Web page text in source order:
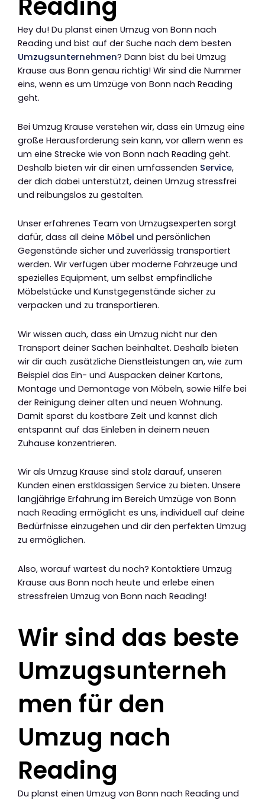
Reading
Hey du! Du planst einen Umzug von Bonn nach
Reading und bist auf der Suche nach dem besten
Umzugsunternehmen? Dann bist du bei Umzug
Krause aus Bonn genau richtig! Wir sind die Nummer
eins, wenn es um Umzüge von Bonn nach Reading
geht.
Bei Umzug Krause verstehen wir, dass ein Umzug eine
große Herausforderung sein kann, vor allem wenn es
um eine Strecke wie von Bonn nach Reading geht.
Deshalb bieten wir dir einen umfassenden Service,
der dich dabei unterstützt, deinen Umzug stressfrei
und reibungslos zu gestalten.
Unser erfahrenes Team von Umzugsexperten sorgt
dafür, dass all deine Möbel und persönlichen
Gegenstände sicher und zuverlässig transportiert
werden. Wir verfügen über moderne Fahrzeuge und
spezielles Equipment, um selbst empfindliche
Möbelstücke und Kunstgegenstände sicher zu
verpacken und zu transportieren.
Wir wissen auch, dass ein Umzug nicht nur den
Transport deiner Sachen beinhaltet. Deshalb bieten
wir dir auch zusätzliche Dienstleistungen an, wie zum
Beispiel das Ein- und Auspacken deiner Kartons,
Montage und Demontage von Möbeln, sowie Hilfe bei
der Reinigung deiner alten und neuen Wohnung.
Damit sparst du kostbare Zeit und kannst dich
entspannt auf das Einleben in deinem neuen
Zuhause konzentrieren.
Wir als Umzug Krause sind stolz darauf, unseren
Kunden einen erstklassigen Service zu bieten. Unsere
langjährige Erfahrung im Bereich Umzüge von Bonn
nach Reading ermöglicht es uns, individuell auf deine
Bedürfnisse einzugehen und dir den perfekten Umzug
zu ermöglichen.
Also, worauf wartest du noch? Kontaktiere Umzug
Krause aus Bonn noch heute und erlebe einen
stressfreien Umzug von Bonn nach Reading!
Wir sind das beste
Umzugsunterneh
men für den
Umzug nach
Reading
Du planst einen Umzug von Bonn nach Reading und